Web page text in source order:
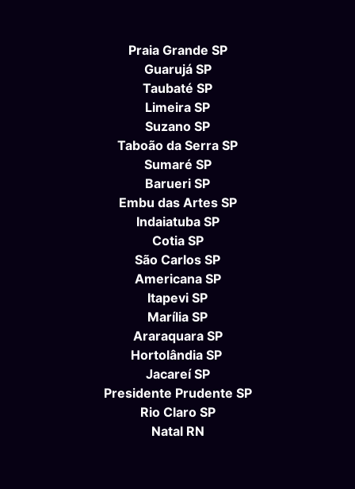
Praia Grande SP
Guarujá SP
Taubaté SP
Limeira SP
Suzano SP
Taboão da Serra SP
Sumaré SP
Barueri SP
Embu das Artes SP
Indaiatuba SP
Cotia SP
São Carlos SP
Americana SP
Itapevi SP
Marília SP
Araraquara SP
Hortolândia SP
Jacareí SP
Presidente Prudente SP
Rio Claro SP
Natal RN